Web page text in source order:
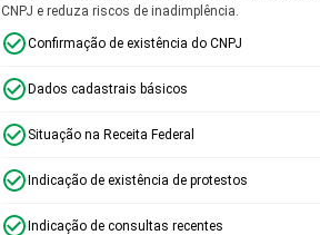
CNPJ e reduza riscos de inadimplência.
Confirmação de existência do CNPJ
Dados cadastrais básicos
Situação na Receita Federal
Indicação de existência de protestos
Indicação de consultas recentes